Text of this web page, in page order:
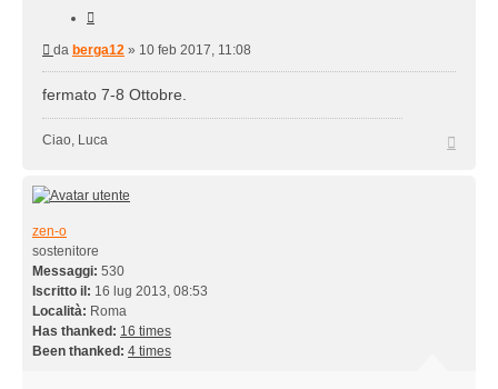
Messaggio
da berga12 » 10 feb 2017, 11:08
fermato 7-8 Ottobre.
Ciao, Luca
zen-o
sostenitore
Messaggi: 530
Iscritto il: 16 lug 2013, 08:53
Località: Roma
Has thanked: 16 times
Been thanked: 4 times